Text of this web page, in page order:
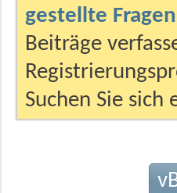
gestellte Fragen
Beiträge
Suchen Sie